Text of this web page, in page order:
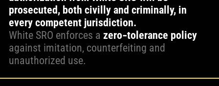
prosecuted, both civilly and criminally, in
every competent jurisdiction.
White SRO enforces a zero‑tolerance policy
against imitation, counterfeiting and
unauthorized use.